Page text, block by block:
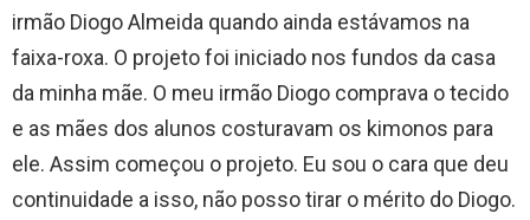
irmão Diogo Almeida quando ainda estávamos na
faixa-roxa. O projeto foi iniciado nos fundos da casa
da minha mãe. O meu irmão Diogo comprava o tecido
e as mães dos alunos costuravam os kimonos para
ele. Assim começou o projeto. Eu sou o cara que deu
continuidade a isso, não posso tirar o mérito do Diogo.